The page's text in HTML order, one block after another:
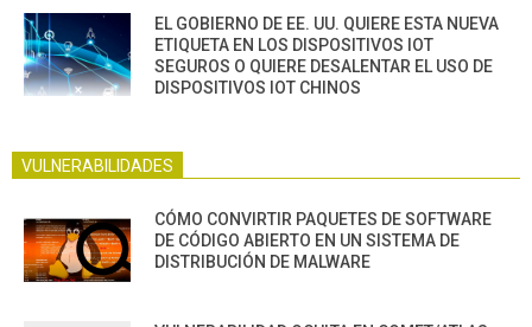
EL GOBIERNO DE EE. UU. QUIERE ESTA NUEVA
ETIQUETA EN LOS DISPOSITIVOS IOT
SEGUROS O QUIERE DESALENTAR EL USO DE
DISPOSITIVOS IOT CHINOS
VULNERABILIDADES
CÓMO CONVIRTIR PAQUETES DE SOFTWARE
DE CÓDIGO ABIERTO EN UN SISTEMA DE
DISTRIBUCIÓN DE MALWARE